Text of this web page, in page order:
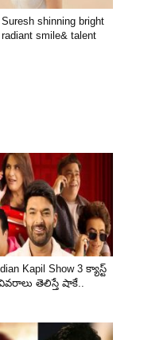
shinning bright
smile& talent
Kapil Show 3 క్యాస్ట్
తెలిస్తే షాకే..